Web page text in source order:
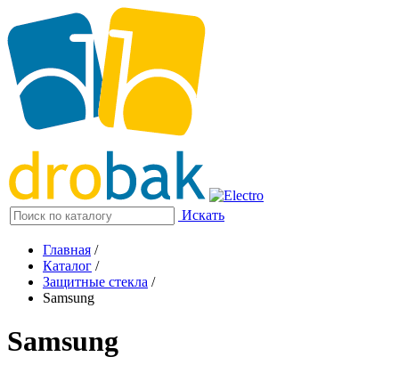
Искать
Главная /
Каталог /
Защитные стекла /
Samsung
Samsung